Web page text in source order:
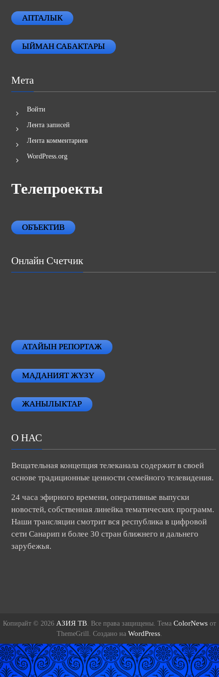
АПТАЛЫК
ЫЙМАН САБАКТАРЫ
Мета
Войти
Лента записей
Лента комментариев
WordPress.org
Телепроекты
ОБЪЕКТИВ
Онлайн Счетчик
АТАЙЫН РЕПОРТАЖ
МАДАНИЯТ ЖҮЗҮ
ЖАНЫЛЫКТАР
О НАС
Вещательная концепция телеканала содержит в своей
основе традиционные ценности семейного телевидения.
24 часа эфирного времени, оперативные выпуски
новостей, собственная линейка тематических программ.
Наши трансляции смотрит вся республика в цифровой
сети Санарип и более 30 стран ближнего и дальнего
зарубежья.
Копирайт © 2026 АЗИЯ ТВ . Все права защищены. Тема ColorNews от
ThemeGrill. Создано на WordPress